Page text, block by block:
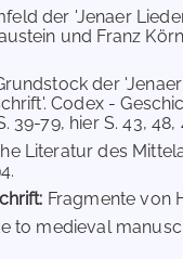
der 'Jenaer
und Franz
der
Codex -
39-79, hier S. 43, 48,
Literatur des
Fragmente von
to medieval